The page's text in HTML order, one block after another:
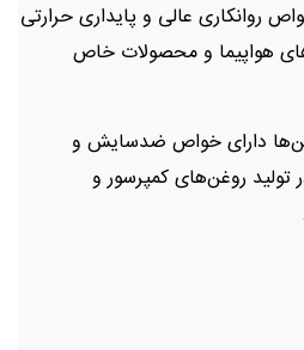
روانکاری عالی و پایداری حرارتی
هواپیما و محصولات خاص
دارای خواص ضدسایش و
روغن‌های کمپرسور و